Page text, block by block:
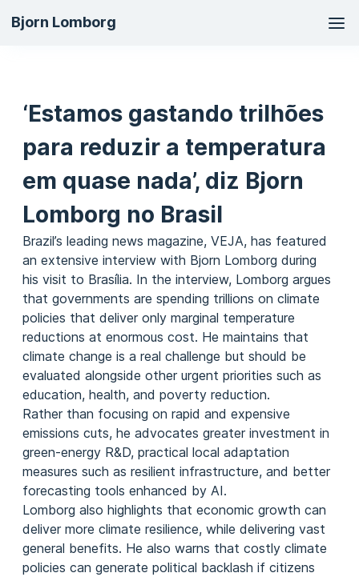
Bjorn Lomborg
‘Estamos gastando trilhões
para reduzir a temperatura
em quase nada’, diz Bjorn
Lomborg no Brasil
Brazil’s leading news magazine,VEJA, has featured
an extensive interview with Bjorn Lomborg during
his visit to Brasília. In the interview, Lomborg argues
that governments are spending trillions on climate
policies that deliver only marginal temperature
reductions at enormous cost. He maintains that
climate change is a real challenge but should be
evaluated alongside other urgent priorities such as
education, health, and poverty reduction.
Rather than focusing on rapid and expensive
emissions cuts, he advocates greater investment in
green-energy R&D, practical local adaptation
measures such as resilient infrastructure, and better
forecasting tools enhanced by AI.
Lomborg also highlights that economic growth can
deliver more climate resilience, while delivering vast
general benefits. He also warns that costly climate
policies can generate political backlash if citizens